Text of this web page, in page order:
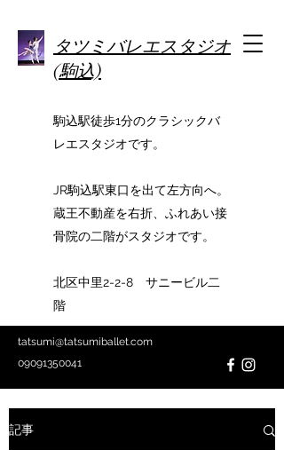
タツミバレエスタジオ
(駒込)
駒込駅徒歩1分のクラシックバ
レエスタジオです。
JR駒込駅東口を出て左方向へ。
蔵王不動産を右折、ふれあい接
骨院の二階がスタジオです。
北区中里2-2-8 サニービル二
階
tatsumi@tatsumiballet.com
09091350041
記事